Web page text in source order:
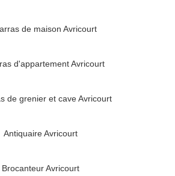
de maison Avricourt
d'appartement Avricourt
de grenier et cave Avricourt
Antiquaire Avricourt
Brocanteur Avricourt